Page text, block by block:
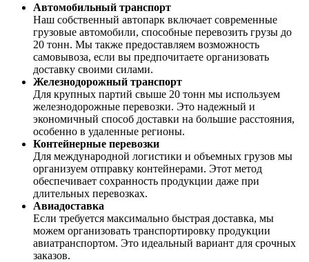
Автомобильный транспорт
Наш собственный автопарк включает современные
грузовые автомобили, способные перевозить грузы до
20 тонн. Мы также предоставляем возможность
самовывоза, если вы предпочитаете организовать
доставку своими силами.
Железнодорожный транспорт
Для крупных партий свыше 20 тонн мы используем
железнодорожные перевозки. Это надежный и
экономичный способ доставки на большие расстояния,
особенно в удаленные регионы.
Контейнерные перевозки
Для международной логистики и объемных грузов мы
организуем отправку контейнерами. Этот метод
обеспечивает сохранность продукции даже при
длительных перевозках.
Авиадоставка
Если требуется максимально быстрая доставка, мы
можем организовать транспортировку продукции
авиатранспортом. Это идеальный вариант для срочных
заказов.